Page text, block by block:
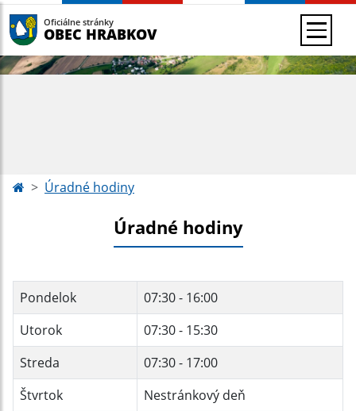
Oficiálne stránky
OBEC HRABKOV
Úradné hodiny
Úradné hodiny
Pondelok
07:30 - 16:00
Utorok
07:30 - 15:30
Streda
07:30 - 17:00
Štvrtok
Nestránkový deň